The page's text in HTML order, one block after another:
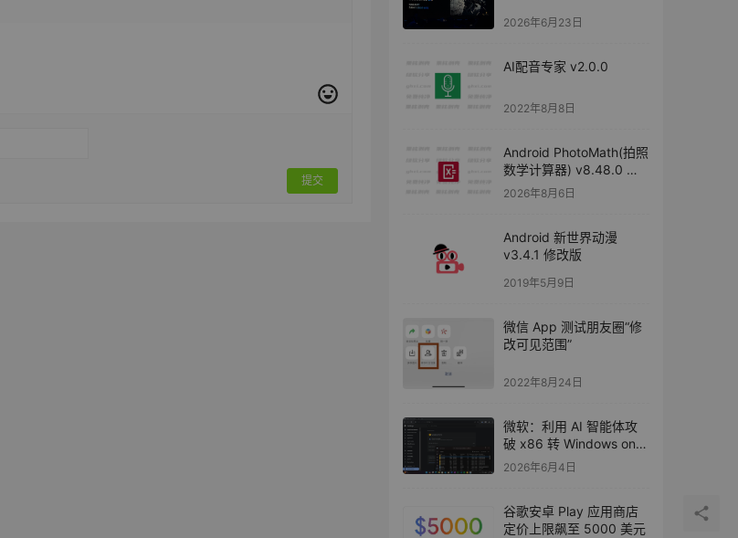
提交
2026年6月23日
AI配音专家 v2.0.0
2022年8月8日
Android PhotoMath(拍照
数学计算器) v8.48.0 专
业版
2026年8月6日
Android 新世界动漫
v3.4.1 修改版
2019年5月9日
微信 App 测试朋友圈“修
改可见范围”
2022年8月24日
微软：利用 AI 智能体攻
破 x86 转 Windows on
Arm 原生适配难点
2026年6月4日
谷歌安卓 Play 应用商店
定价上限飙至 5000 美元